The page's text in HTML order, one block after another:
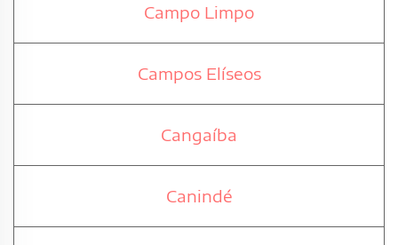
Campo Limpo
Campos Elíseos
Cangaíba
Canindé